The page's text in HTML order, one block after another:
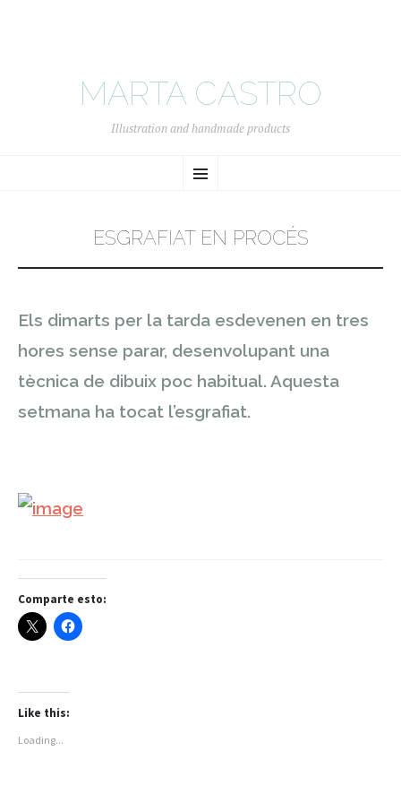
MARTA CASTRO
Illustration and handmade products
Menu
TO
ESGRAFIAT EN PROCÉS
Els dimarts per la tarda esdevenen en tres
hores sense parar, desenvolupant una
tècnica de dibuix poc habitual. Aquesta
setmana ha tocat l’esgrafiat.
Comparte esto:
Like this:
Loading...